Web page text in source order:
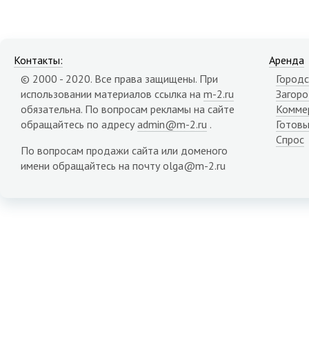
Контакты:
© 2000 - 2020. Все права защищены. При
использовании материалов ссылка на m-2.ru
обязательна. По вопросам рекламы на сайте
обращайтесь по адресу admin@m-2.ru .
По вопросам продажи сайта или доменого
имени обращайтесь на почту olga@m-2.ru
Аренда
Спрос